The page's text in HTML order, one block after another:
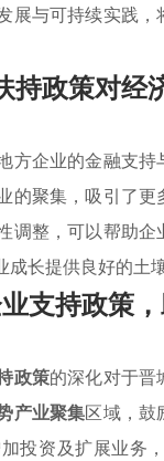
展与可持续实践
持政策对经
方企业的金融支
的聚集，吸引了
调整，可以帮助
长提供良好的土
支持政策
政策的深化对于晋
产业聚集区域，鼓
加投资及扩展业务